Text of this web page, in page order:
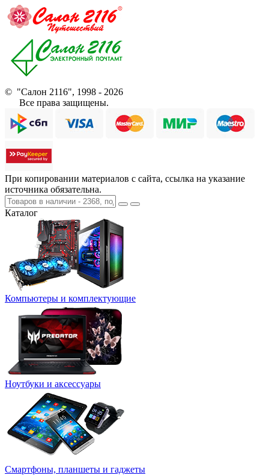
© "Салон 2116", 1998 - 2026
Все права защищены.
При копировании материалов с сайта, ссылка на указание
источника обязательна.
Каталог
Компьютеры и комплектующие
Ноутбуки и аксессуары
Смартфоны, планшеты и гаджеты